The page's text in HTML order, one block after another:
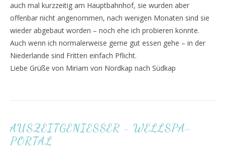
auch mal kurzzeitig am Hauptbahnhof, sie wurden aber
offenbar nicht angenommen, nach wenigen Monaten sind sie
wieder abgebaut worden – noch ehe ich probieren konnte.
Auch wenn ich normalerweise gerne gut essen gehe – in der
Niederlande sind Fritten einfach Pflicht.
Liebe Grüße von Miriam von Nordkap nach Südkap
AUSZEITGENIESSER - WELLSPA-
PORTAL